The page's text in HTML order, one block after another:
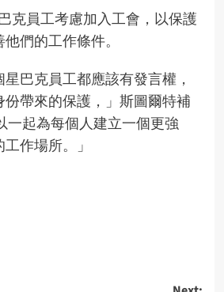
克員工考慮加入工會，以保護
們的工作條件。
星巴克員工都應該有發言權，
份帶來的保護，」斯圖爾特補
一起為每個人建立一個更強
作場所。」